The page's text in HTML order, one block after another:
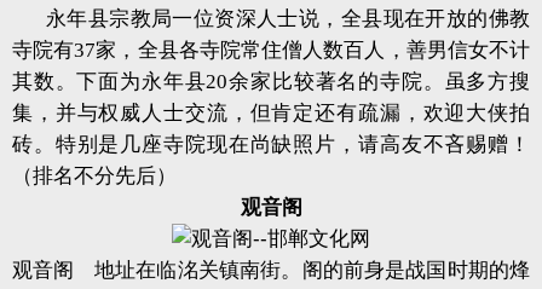
永年县宗教局一位资深人士说，全县现在开放的佛教
寺院有37家，全县各寺院常住僧人数百人，善男信女不计
其数。下面为永年县20余家比较著名的寺院。虽多方搜
集，并与权威人士交流，但肯定还有疏漏，欢迎大侠拍
砖。特别是几座寺院现在尚缺照片，请高友不吝赐赠！
（排名不分先后）
观音阁
观音阁 地址在临洺关镇南街。阁的前身是战国时期的烽